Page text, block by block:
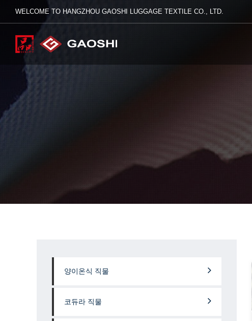
WELCOME TO HANGZHOU GAOSHI LUGGAGE TEXTILE CO., LTD.
양이온식 직물
코듀라 직물